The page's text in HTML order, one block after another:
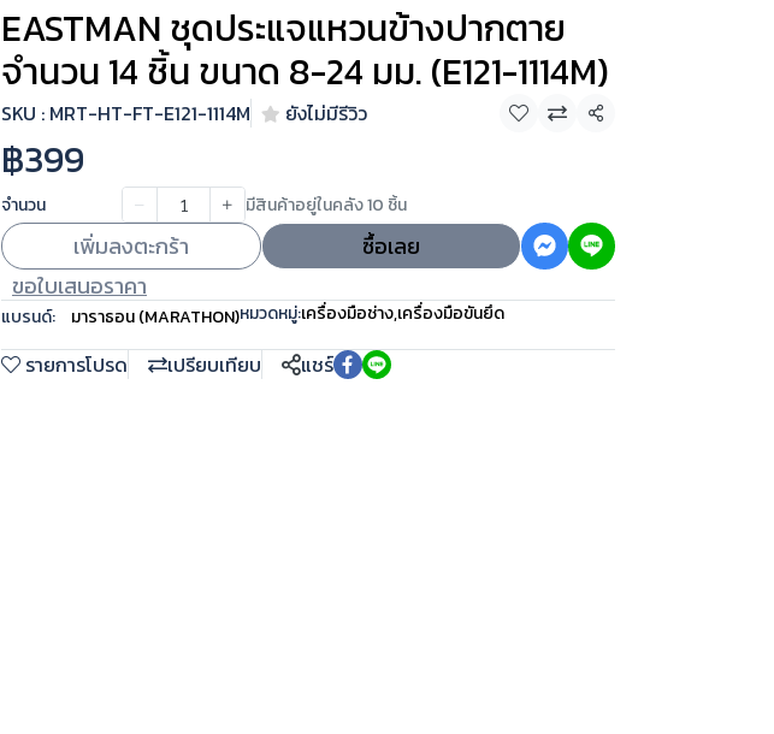
EASTMAN ชุดประแจแหวนข้างปากตาย
จำนวน 14 ชิ้น ขนาด 8-24 มม. (E121-1114M)
SKU : MRT-HT-FT-E121-1114M ยังไม่มีรีวิว แชร์
฿399
จำนวน มีสินค้าอยู่ในคลัง 10 ชิ้น
เพิ่มลงตะกร้า
ซื้อเลย
ขอใบเสนอราคา
แบรนด์: มาราธอน (MARATHON)หมวดหมู่:เครื่องมือช่าง,เครื่องมือขันยึด
รายการโปรด เปรียบเทียบ แชร์